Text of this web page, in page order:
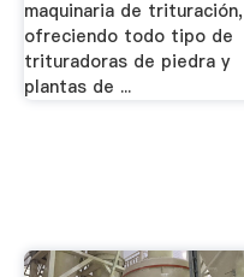
maquinaria de trituración,
ofreciendo todo tipo de
trituradoras de piedra y
plantas de ...